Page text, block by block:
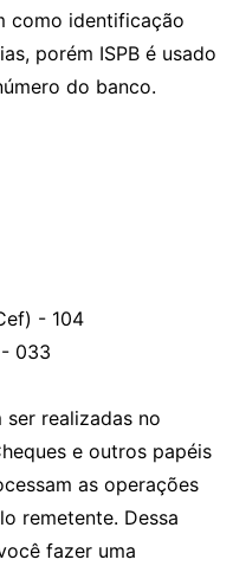
como identificação
porém ISPB é usado
do banco.
- 104
033
ser realizadas no
e outros papéis
as operações
remetente. Dessa
fazer uma